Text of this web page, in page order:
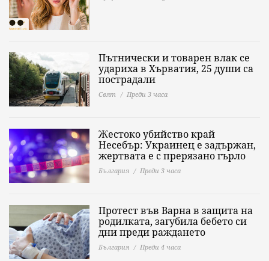
Пътнически и товарен влак се
удариха в Хърватия, 25 души са
пострадали
Свят Преди 3 часа
Жестоко убийство край
Несебър: Украинец е задържан,
жертвата е с прерязано гърло
България Преди 3 часа
Протест във Варна в защита на
родилката, загубила бебето си
дни преди раждането
България Преди 4 часа